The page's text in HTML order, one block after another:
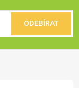
ODEBÍRAT